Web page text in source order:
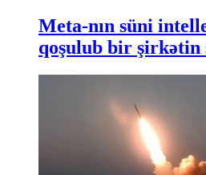
Meta-nın süni
qoşulub bir şirkətin